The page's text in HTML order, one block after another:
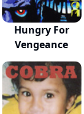
Hungry For
Vengeance